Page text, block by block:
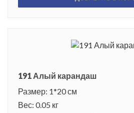
191 Алый карандаш
Размер: 1*20 см
Вес: 0.05 кг